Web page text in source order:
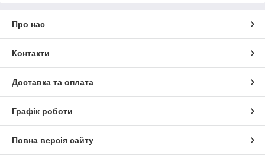
Про нас
Контакти
Доставка та оплата
Графік роботи
Повна версія сайту